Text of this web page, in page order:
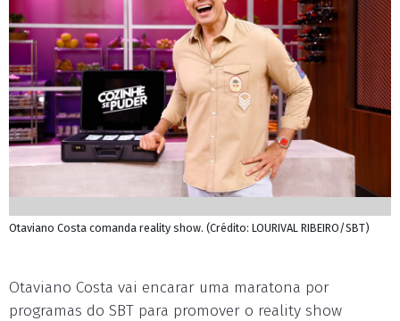
Otaviano Costa comanda reality show. (Crédito: LOURIVAL RIBEIRO/SBT)
Otaviano Costa vai encarar uma maratona por
programas do SBT para promover o reality show